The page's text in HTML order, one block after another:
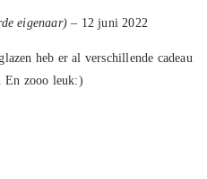
eigenaar) – 12 juni 2022
heb er al verschillende cadeau
En zooo leuk:)